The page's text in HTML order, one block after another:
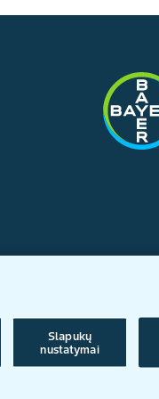
Slapukų
nustatymai